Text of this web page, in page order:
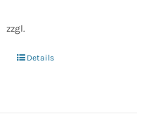
zzgl.
Details